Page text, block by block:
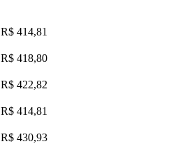
R$ 414,81
R$ 418,80
R$ 422,82
R$ 414,81
R$ 430,93